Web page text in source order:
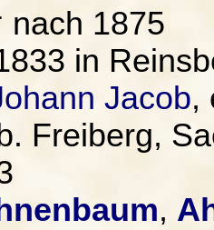
nach 1875
in
Jacob,
Freiberg,
,